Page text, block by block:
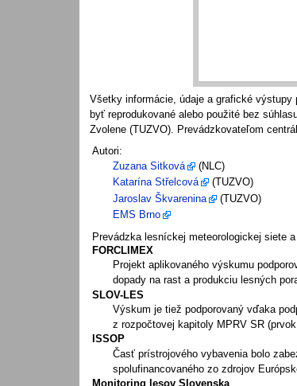
Všetky informácie, údaje a grafické
byť reprodukované alebo použité bez
Zvolene (TUZVO). Prevádzkovateľom
Autori:
Zuzana Sitková
(NLC)
Katarína Střelcová
(TUZVO)
Jaroslav Škvarenina
(TUZVO)
EMS Brno
Prevádzka lesníckej meteorologickej siete
FORCLIMEX
Projekt aplikovaného výskumu
dopady na rast a produkciu lesných
SLOV-LES
Výskum je tiež podporovaný vďaka
z rozpočtovej kapitoly MPRV SR
ISSOP
Časť prístrojového vybavenia bolo
spolufinancovaného zo zdrojov
Monitoring lesov Slovenska